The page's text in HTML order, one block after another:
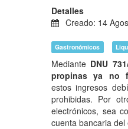
Detalles
Creado: 14
Gastronómicos
Mediante DNU
propinas ya no
estos ingresos
prohibidas. Por
electrónicos, sea
cuenta bancaria del